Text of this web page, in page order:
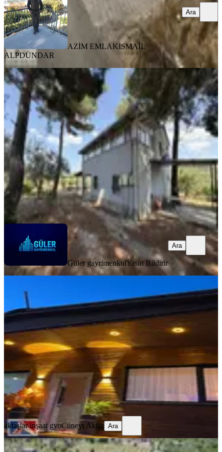
AZİM EMLAKİSMAİL
ALPDÜNDAR
Ara
TAKASLI
%16
Karacaağaç Köy Merkezinde Doğayla
İç İçe Emsalsiz Bahçe
Buca, Karacaağaç Mahallesi
5000 m²·3.750/m²·24.07.2026
18.750.000 ₺22.250.000 ₺
Güler gayrimenkul Yasin Bildirir
Güler gayrimenkulYasin Bildirir
Ara
Buca Karacaağaç Köyü 420 M2 Arsa
+ Sıfır Ağaç Ev
Buca, Karacaağaç Mahallesi
Kanalizasyon, Parselli ·10.952/m²
23.07.2026
4.600.000 ₺
aktaşlar inşaat gyo Cüneyt Aktaş
Ara
aktaşlar inşaat gyoCüneyt Aktaş Ara